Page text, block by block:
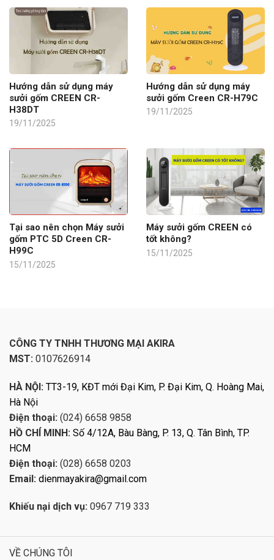
Hướng dẫn sử dụng máy
sưởi gốm CREEN CR-
H38DT
19/11/2025
Hướng dẫn sử dụng máy
sưởi gốm Creen CR-H79C
19/11/2025
Tại sao nên chọn Máy sưởi
gốm PTC 5D Creen CR-
H99C
15/11/2025
Máy sưởi gốm CREEN có
tốt không?
15/11/2025
CÔNG TY TNHH THƯƠNG MẠI AKIRA
MST: 0107626914
HÀ NỘI: TT3-19, KĐT mới Đại Kim, P. Đại Kim, Q. Hoàng Mai,
Hà Nội
Điện thoại: (024) 6658 9858
HỒ CHÍ MINH: Số 4/12A, Bàu Bàng, P. 13, Q. Tân Bình, TP.
HCM
Điện thoại: (028) 6658 0203
Email: dienmayakira@gmail.com
Khiếu nại dịch vụ: 0967 719 333
VỀ CHÚNG TÔI